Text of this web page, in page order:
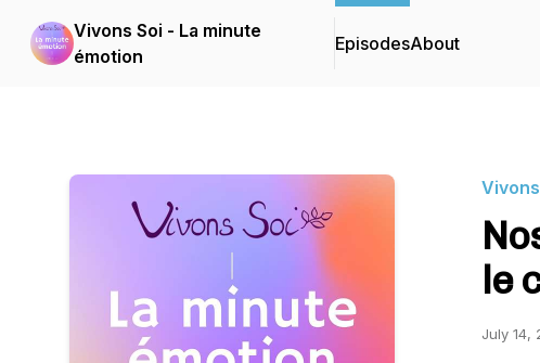
Vivons Soi - La minute
émotion
EpisodesAbout
le
July 14,